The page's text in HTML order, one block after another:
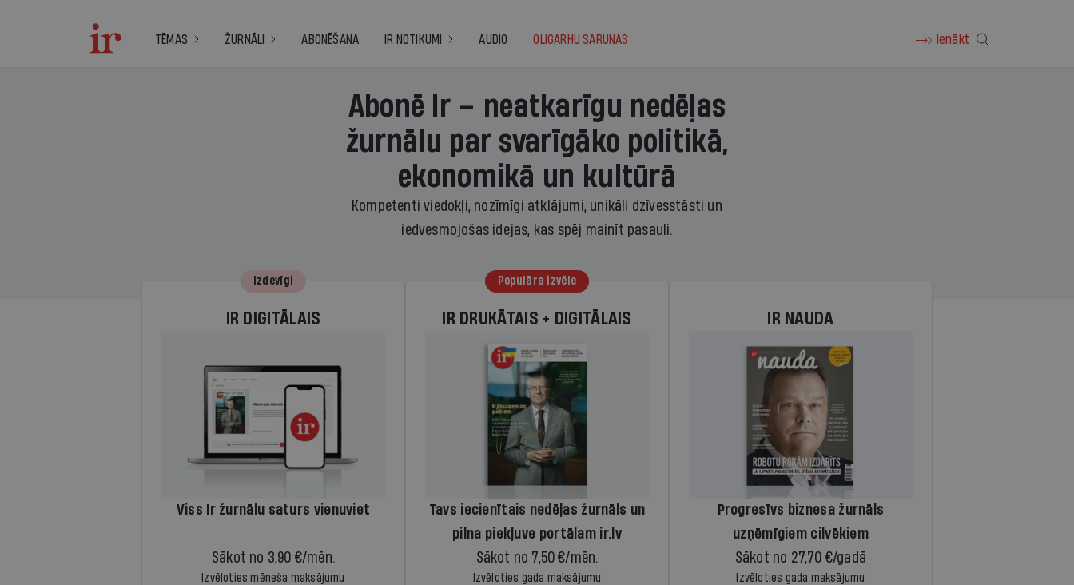
TĒMAS ŽURNĀLI ABONĒŠANA IR NOTIKUMI AUDIO OLIGARHU SARUNAS Ienākt
Abonē Ir – neatkarīgu nedēļas
žurnālu par svarīgāko politikā,
ekonomikā un kultūrā
Kompetenti viedokļi, nozīmīgi atklājumi, unikāli dzīvesstāsti un
iedvesmojošas idejas, kas spēj mainīt pasauli.
Izdevīgi
IR DIGITĀLAIS
Viss Ir žurnālu saturs vienuviet
Sākot no 3,90 €/mēn.
Izvēloties mēneša maksājumu
Populāra izvēle
IR DRUKĀTAIS + DIGITĀLAIS
Tavs iecienītais nedēļas žurnāls un
pilna piekļuve portālam ir.lv
Sākot no 7,50 €/mēn.
Izvēloties gada maksājumu
IR NAUDA
Progresīvs biznesa žurnāls
uzņēmīgiem cilvēkiem
Sākot no 27,70 €/gadā
Izvēloties gada maksājumu